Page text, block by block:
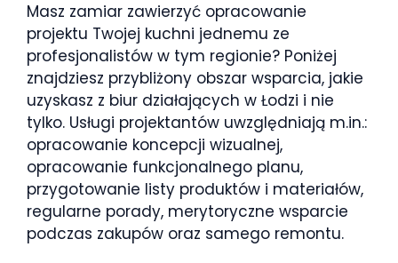
Masz zamiar zawierzyć opracowanie
projektu Twojej kuchni jednemu ze
profesjonalistów w tym regionie? Poniżej
znajdziesz przybliżony obszar wsparcia, jakie
uzyskasz z biur działających w Łodzi i nie
tylko. Usługi projektantów uwzględniają m.in.:
opracowanie koncepcji wizualnej,
opracowanie funkcjonalnego planu,
przygotowanie listy produktów i materiałów,
regularne porady, merytoryczne wsparcie
podczas zakupów oraz samego remontu.